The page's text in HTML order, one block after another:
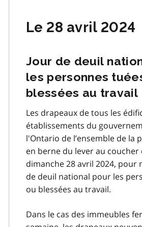
Le 28 avril 2024
Jour de deuil
les personnes
blessées au travail
Les drapeaux de tous les
établissements du
l'Ontario de l’ensemble de la
en berne du lever au coucher
dimanche 28 avril 2024, pour
de deuil national pour les
ou blessées au travail.
Dans le cas des immeubles